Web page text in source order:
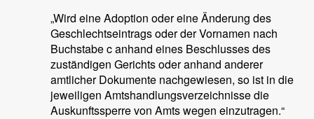
„Wird eine Adoption oder eine Änderung des
Geschlechtseintrags oder der Vornamen nach
Buchstabe c anhand eines Beschlusses des
zuständigen Gerichts oder anhand anderer
amtlicher Dokumente nachgewiesen, so ist in die
jeweiligen Amtshandlungsverzeichnisse die
Auskunftssperre von Amts wegen einzutragen.“